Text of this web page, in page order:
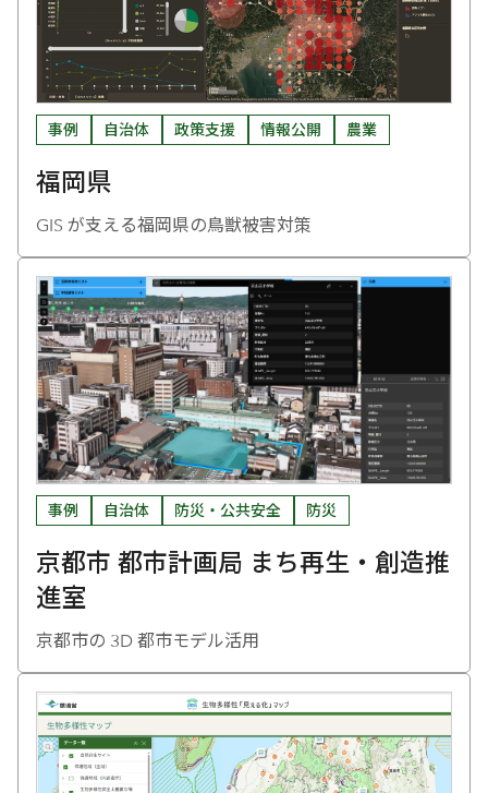
事例 自治体 政策支援 情報公開 農業
福岡県
GIS が支える福岡県の鳥獣被害対策
事例 自治体 防災・公共安全 防災
京都市 都市計画局 まち再生・創造推
進室
京都市の 3D 都市モデル活用